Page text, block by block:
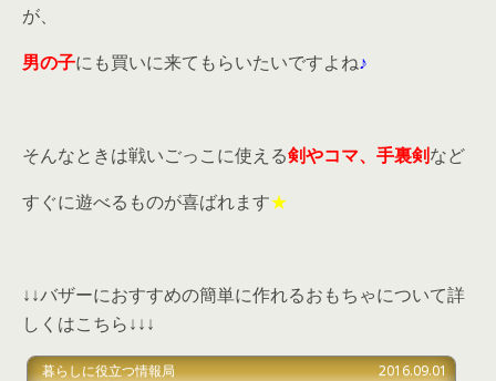
が、
男の子にも買いに来てもらいたいですよね♪
そんなときは戦いごっこに使える剣やコマ、手裏剣など
すぐに遊べるものが喜ばれます★
↓↓バザーにおすすめの簡単に作れるおもちゃについて詳
しくはこちら↓↓↓
暮らしに役立つ情報局 2016.09.01